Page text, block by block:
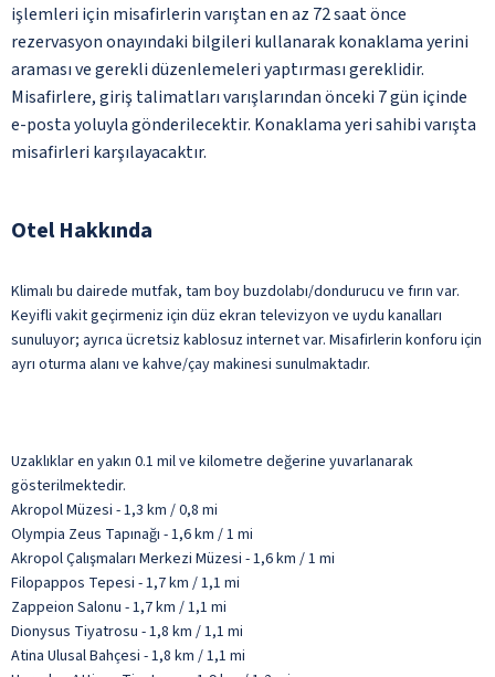
işlemleri için misafirlerin varıştan en az 72 saat önce
rezervasyon onayındaki bilgileri kullanarak konaklama yerini
araması ve gerekli düzenlemeleri yaptırması gereklidir.
Misafirlere, giriş talimatları varışlarından önceki 7 gün içinde
e-posta yoluyla gönderilecektir. Konaklama yeri sahibi varışta
misafirleri karşılayacaktır.
Otel Hakkında
Klimalı bu dairede mutfak, tam boy buzdolabı/dondurucu ve fırın var.
Keyifli vakit geçirmeniz için düz ekran televizyon ve uydu kanalları
sunuluyor; ayrıca ücretsiz kablosuz internet var. Misafirlerin konforu için
ayrı oturma alanı ve kahve/çay makinesi sunulmaktadır.
Uzaklıklar en yakın 0.1 mil ve kilometre değerine yuvarlanarak
gösterilmektedir.
Akropol Müzesi - 1,3 km / 0,8 mi
Olympia Zeus Tapınağı - 1,6 km / 1 mi
Akropol Çalışmaları Merkezi Müzesi - 1,6 km / 1 mi
Filopappos Tepesi - 1,7 km / 1,1 mi
Zappeion Salonu - 1,7 km / 1,1 mi
Dionysus Tiyatrosu - 1,8 km / 1,1 mi
Atina Ulusal Bahçesi - 1,8 km / 1,1 mi